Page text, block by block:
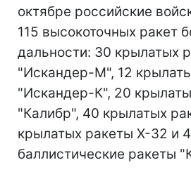
октябре российские
115 высокоточных ракет
дальности: 30 крылатых
"Искандер-М", 12
"Искандер-К", 20
"Калибр", 40 крылатых
крылатых ракеты Х-32 и 4
баллистические ракеты